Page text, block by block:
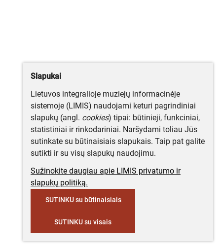
Slapukai
Lietuvos integralioje muziejų informacinėje
sistemoje (LIMIS) naudojami keturi pagrindiniai
slapukų (angl. cookies) tipai: būtinieji, funkciniai,
statistiniai ir rinkodariniai. Naršydami toliau Jūs
sutinkate su būtinaisiais slapukais. Taip pat galite
sutikti ir su visų slapukų naudojimu.
Sužinokite daugiau apie LIMIS privatumo ir
slapukų politiką.
SUTINKU su būtinaisiais
SUTINKU su visais